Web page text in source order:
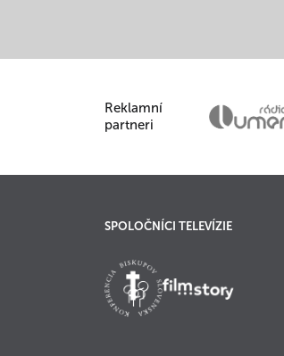
Reklamní
partneri
SPOLOČNÍCI TELEVÍZIE